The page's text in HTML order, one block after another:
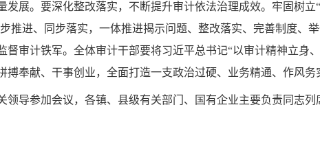
展。要深化整改落实，不断提升审计依法治理成效。牢固树立“
推进、同步落实，一体推进揭示问题、整改落实、完善制度、
督审计铁军。全体审计干部要将习近平总书记“以审计精神立身
奉献、干事创业，全面打造一支政治过硬、业务精通、作风务
领导参加会议， 各镇、 县级有关部门 、国有企业主要负责同志列